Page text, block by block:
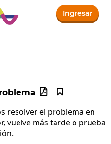
Ingresar


resolver el problema en
vuelve más tarde o prueba